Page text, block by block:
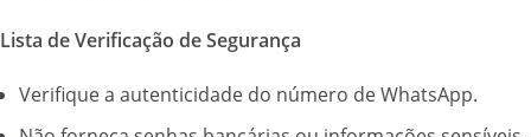
Lista de Verificação de Segurança
Verifique a autenticidade do número de WhatsApp.